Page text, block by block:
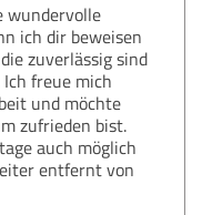
wundervolle
ich dir beweisen
zuverlässig sind
freue mich
und möchte
zufrieden bist.
auch möglich
entfernt von